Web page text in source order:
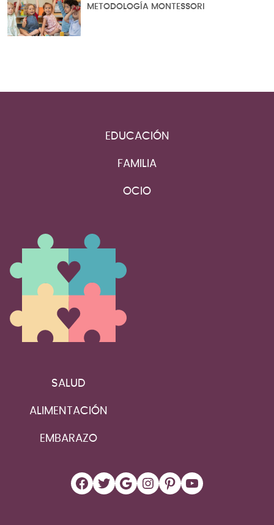
METODOLOGÍA MONTESSORI
EDUCACIÓN
FAMILIA
OCIO
SALUD
ALIMENTACIÓN
EMBARAZO
Facebook
Twitter
Google
Instagram
Pinterest
YouTube